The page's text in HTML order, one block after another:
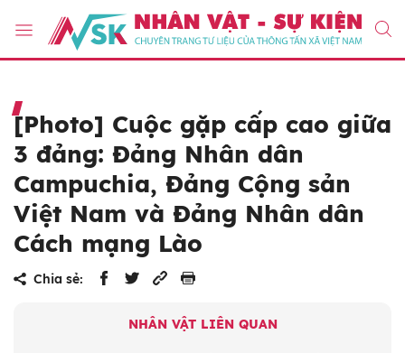
[Photo] Cuộc gặp cấp cao giữa
3 đảng: Đảng Nhân dân
Campuchia, Đảng Cộng sản
Việt Nam và Đảng Nhân dân
Cách mạng Lào
Chia sẻ:
NHÂN VẬT LIÊN QUAN